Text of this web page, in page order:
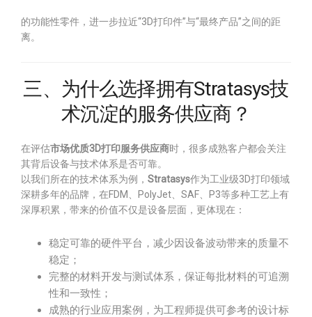
的功能性零件，进一步拉近“3D打印件”与“最终产品”之间的距
离。
三、为什么选择拥有Stratasys技
术沉淀的服务供应商？
在评估市场优质3D打印服务供应商时，很多成熟客户都会关注
其背后设备与技术体系是否可靠。
以我们所在的技术体系为例， Stratasys作为工业级3D打印领域
深耕多年的品牌，在FDM、PolyJet、SAF、P3等多种工艺上有
深厚积累，带来的价值不仅是设备层面，更体现在：
稳定可靠的硬件平台，减少因设备波动带来的质量不
稳定；
完整的材料开发与测试体系，保证每批材料的可追溯
性和一致性；
成熟的行业应用案例，为工程师提供可参考的设计标